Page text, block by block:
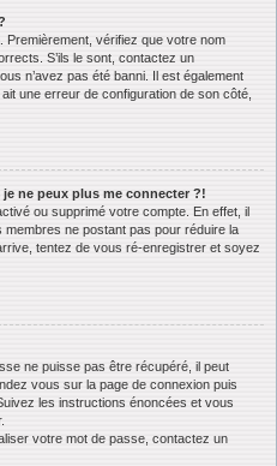
vérifiez que votre nom
S’ils le sont, contactez un
n’avez pas été banni. Il est également
une erreur de configuration de son côté,
ne peux plus me connecter ?!
ou supprimé votre compte. En effet, il
ne postant pas pour réduire la
tentez de vous ré-enregistrer et soyez
ne puisse pas être récupéré, il peut
vous sur la page de connexion puis
Suivez les instructions énoncées et vous
votre mot de passe, contactez un